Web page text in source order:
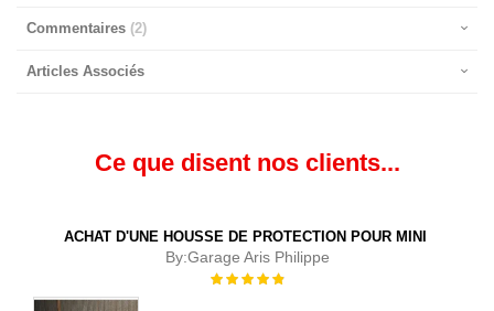
Commentaires 2
Articles Associés
Ce que disent nos clients...
ACHAT D'UNE HOUSSE DE PROTECTION POUR MINI
By:Garage Aris Philippe
Évaluation :